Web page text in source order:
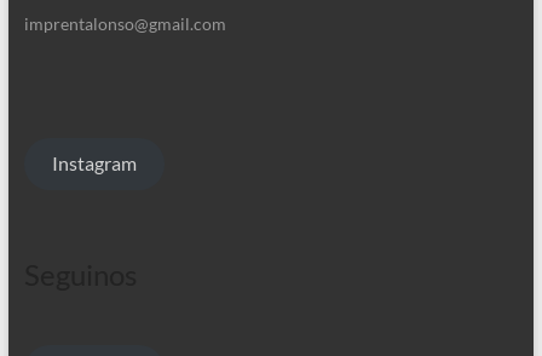
imprentalonso@gmail.com
Instagram